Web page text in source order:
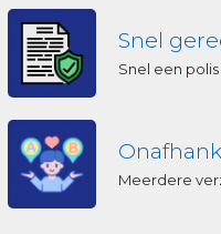
Snel
Snel een polis
Meerdere